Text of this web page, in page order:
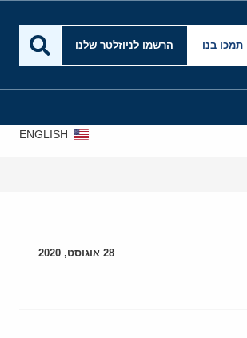
תמכו בנו הרשמו לניוזלטר שלנו
ENGLISH
28 אוגוסט, 2020